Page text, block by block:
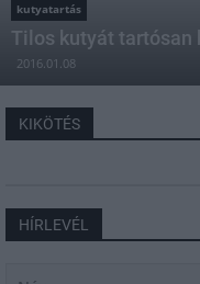
kutyatartás
Tilos kutyát tartósan
2016.01.08
KIKÖTÉS
HÍRLEVÉL